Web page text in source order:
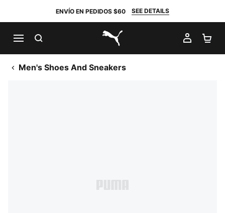
ENVÍO EN PEDIDOS $60 SEE DETAILS
PUMA.com
MI
Men's Shoes And Sneakers